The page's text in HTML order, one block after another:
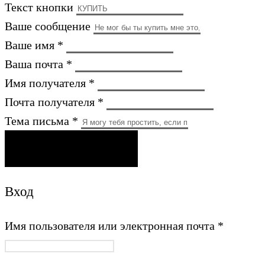
Текст кнопки
Ваше сообщение
Ваше имя *
Ваша почта *
Имя получателя *
Почта получателя *
Тема письма *
Вход
Имя пользователя или электронная почта *